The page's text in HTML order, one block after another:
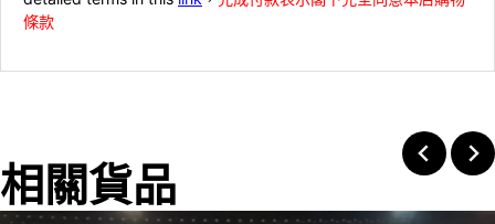
條款
相關貨品